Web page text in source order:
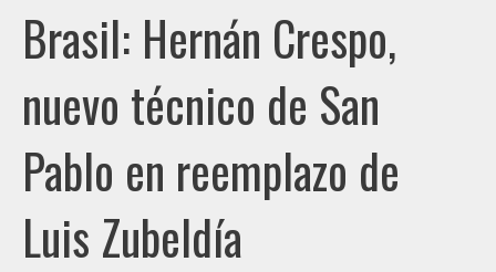
Brasil: Hernán Crespo,
nuevo técnico de San
Pablo en reemplazo de
Luis Zubeldía